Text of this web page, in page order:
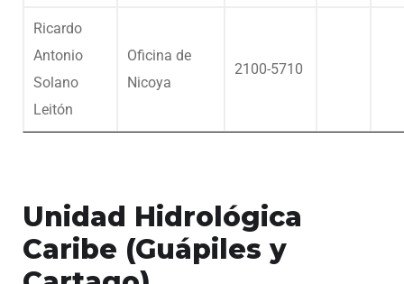
Ricardo
Antonio
Solano
Leitón
Oficina de
Nicoya
2100-5710
Unidad Hidrológica
Caribe (Guápiles y